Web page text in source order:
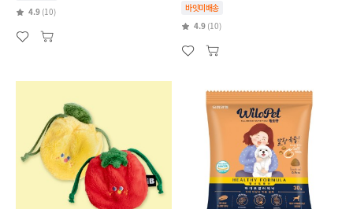
4.9 (10)
바잇미배송
4.9 (10)